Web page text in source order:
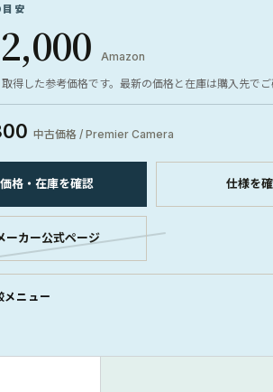
目安
Amazon
得した参考価格です。最新の価格と在庫は購入先でご
中古価格 / Premier Camera
価格・在庫を確認 仕様を
ーカー公式ページ
メニュー